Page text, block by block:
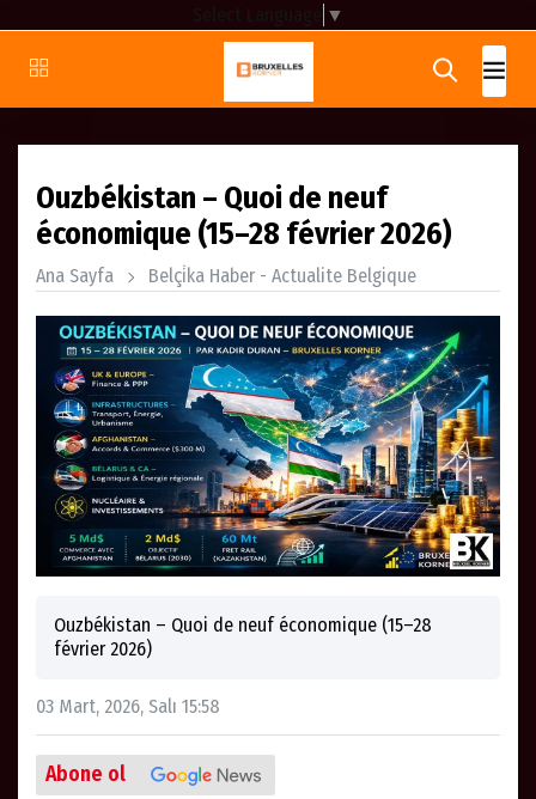
▼
Ouzbékistan – Quoi de neuf
économique (15–28 février 2026)
Ana Sayfa Belçi̇ka Haber - Actualite Belgique
Ouzbékistan – Quoi de neuf économique (15–28
février 2026)
03 Mart, 2026, Salı 15:58
Abone ol